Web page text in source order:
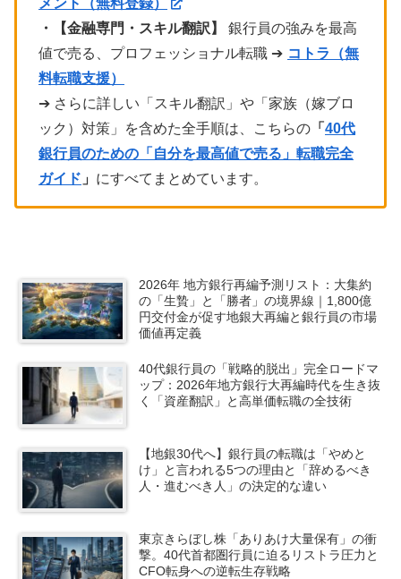
メント（無料登録）
・【金融専門・スキル翻訳】
銀行員の強みを最高
値で売る、プロフェッショナル転職 ➔ コトラ（無
料転職支援）
➔ さらに詳しい「スキル翻訳」や「家族（嫁ブロ
ック）対策」を含めた全手順は、こちらの 「 40代
銀行員のための「自分を最高値で売る」転職完全
ガイド 」 にすべてまとめています。
2026年 地方銀行再編予測リスト：大集約
の「生贄」と「勝者」の境界線｜1,800億
円交付金が促す地銀大再編と銀行員の市場
価値再定義
40代銀行員の「戦略的脱出」完全ロードマ
ップ：2026年地方銀行大再編時代を生き抜
く「資産翻訳」と高単価転職の全技術
【地銀30代へ】銀行員の転職は「やめと
け」と言われる5つの理由と「辞めるべき
人・進むべき人」の決定的な違い
東京きらぼし株「ありあけ大量保有」の衝
撃。40代首都圏行員に迫るリストラ圧力と
CFO転身への逆転生存戦略